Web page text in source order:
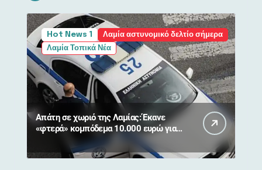
Hot News 1
Λαμία αστυνομικό δελτίο σήμερα
Λαμία Τοπικά Νέα
Απάτη σε χωριό της Λαμίας: Έκανε
«φτερά» κομπόδεμα 10.000 ευρώ για